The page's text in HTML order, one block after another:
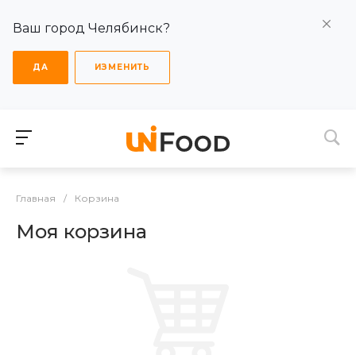
Ваш город Челябинск?
ДА ИЗМЕНИТЬ
Главная / Корзина
Моя корзина